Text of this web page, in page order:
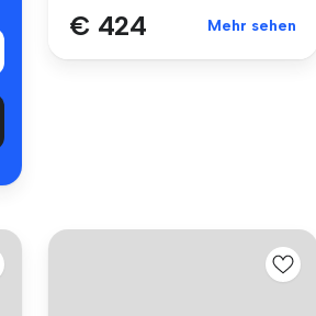
€ 424 Mehr sehen